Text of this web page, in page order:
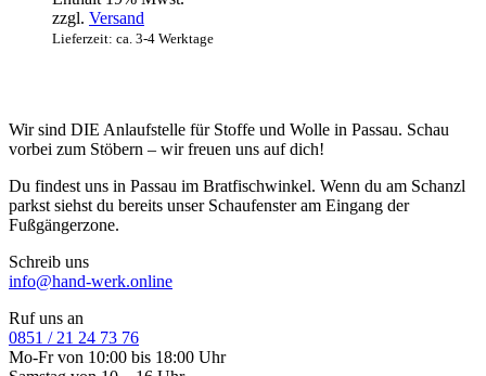
zzgl. Versand
Lieferzeit: ca. 3-4 Werktage
Wir sind DIE Anlaufstelle für Stoffe und Wolle in Passau. Schau
vorbei zum Stöbern – wir freuen uns auf dich!
Du findest uns in Passau im Bratfischwinkel. Wenn du am Schanzl
parkst siehst du bereits unser Schaufenster am Eingang der
Fußgängerzone.
Schreib uns
info@hand-werk.online
Ruf uns an
0851 / 21 24 73 76
Mo-Fr von 10:00 bis 18:00 Uhr